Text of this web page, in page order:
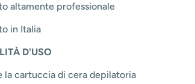
altamente professionale
in Italia
D'USO
la cartuccia di cera depilatoria